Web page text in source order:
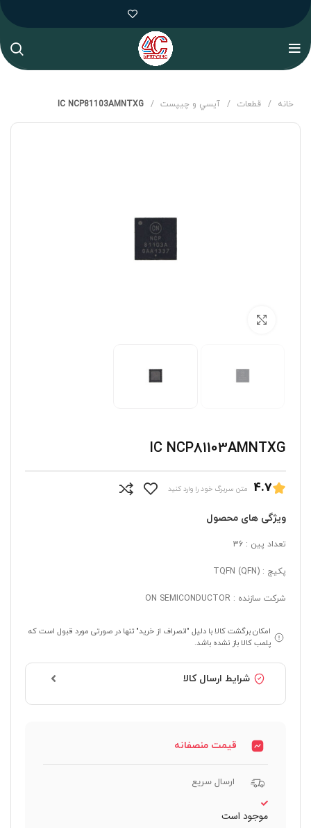
خانه قطعات آيسي و چيپست IC NCP81103AMNTXG
IC NCP81103AMNTXG
4.7 متن سربرگ خود را وارد کنید
ویژگی های محصول
تعداد پین : 36
پکیج : TQFN (QFN)
شرکت سازنده : ON SEMICONDUCTOR
امکان برگشت کالا با دلیل "انصراف از خرید" تنها در صورتی مورد قبول است که
پلمب کالا باز نشده باشد.
شرایط ارسال کالا
قیمت منصفانه
ارسال سریع
موجود است